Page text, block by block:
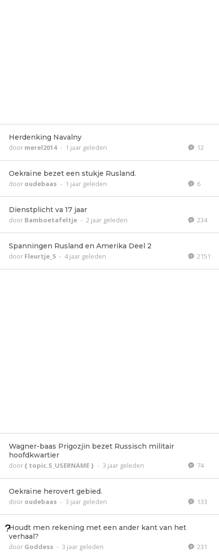
Herdenking Navalny
door merel2014 - 1 jaar geleden 12
Oekraïne bezet een stukje Rusland.
door oudebaas - 1 jaar geleden 6
Dienstplicht va 17 jaar
door Bamboetafeltje - 2 jaar geleden 234
Spanningen Rusland en Amerika Deel 2
door Fleurtje_5 - 4 jaar geleden 2151
Wagner-baas Prigozjin bezet Russisch militair
hoofdkwartier
door{ topic.S_USERNAME } - 3 jaar geleden 74
Oekraïne herovert gebied.
door oudebaas - 3 jaar geleden 133
Houdt men rekening met een ander kant van het
verhaal?
door Goddess - 3 jaar geleden 231